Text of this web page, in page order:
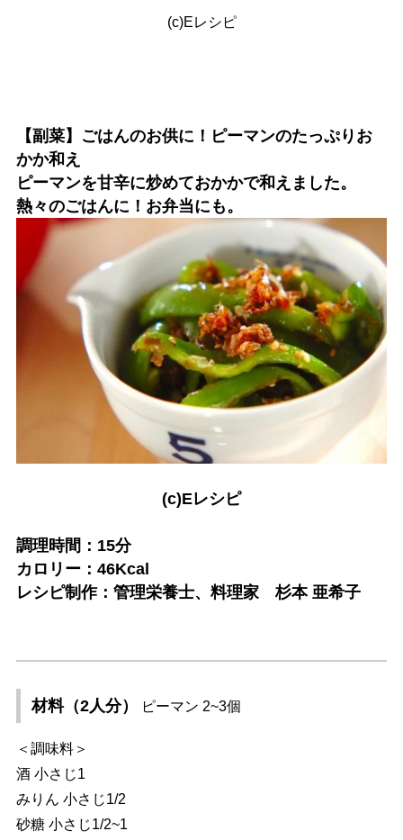
(c)Eレシピ
【副菜】ごはんのお供に！ピーマンのたっぷりお
かか和え
ピーマンを甘辛に炒めておかかで和えました。
熱々のごはんに！お弁当にも。
(c)Eレシピ
調理時間：15分
カロリー：46Kcal
レシピ制作：管理栄養士、料理家 杉本 亜希子
材料（2人分） ピーマン 2~3個
＜調味料＞
酒 小さじ1
みりん 小さじ1/2
砂糖 小さじ1/2~1